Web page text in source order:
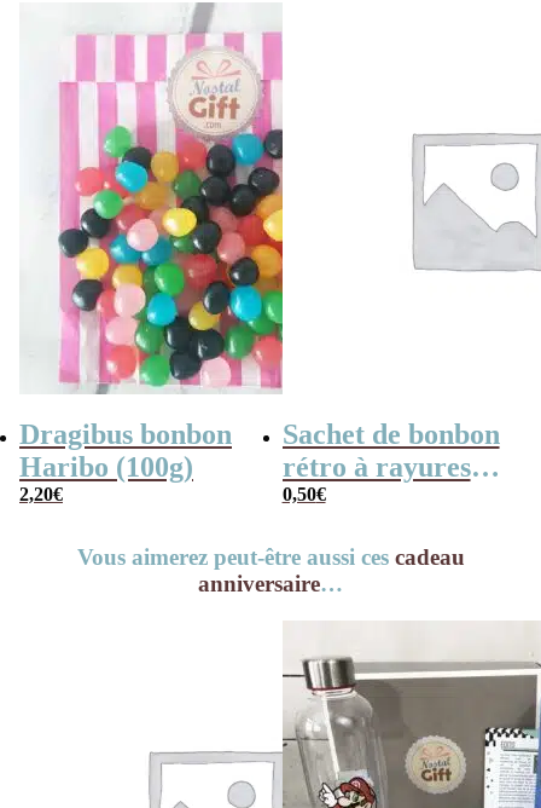
Dragibus bonbon
Haribo (100g)
2,20€
Sachet de bonbon
rétro à rayures
rouges et blanches
0,50€
Vous aimerez peut-être aussi ces cadeau
anniversaire…